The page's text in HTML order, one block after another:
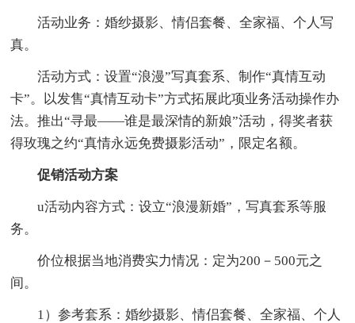
活动业务：婚纱摄影、情侣套餐、全家福、个人写
真。
活动方式：设置“浪漫”写真套系、制作“真情互动
卡”。以发售“真情互动卡”方式拓展此项业务活动操作办
法。推出“寻最——谁是最深情的新娘”活动，得奖者获
得玫瑰之约“真情永远免费摄影活动”，限定名额。
促销活动方案
u活动内容方式：设立“浪漫新婚”，写真套系等服
务。
价位根据当地消费实力情况：定为200－500元之
间。
1）参考套系：婚纱摄影、情侣套餐、全家福、个人